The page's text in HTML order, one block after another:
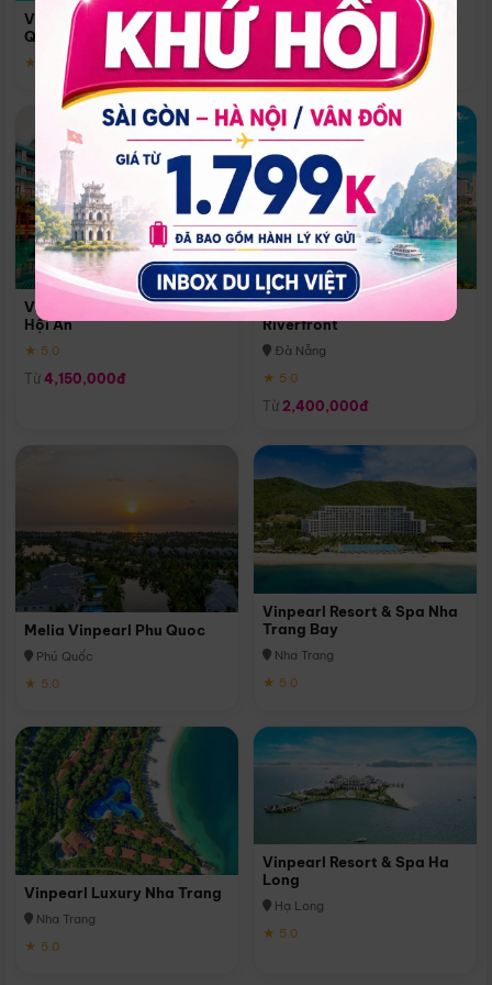
Vinpearl Resort & Spa Phu
Quoc
★ 5.0
Quoc
Phú Quốc
★ 5.0
Vinpearl Resort & Golf Nam
Hội An
★ 5.0
Từ 4,150,000đ
Melia Vinpearl Danang
Riverfront
Đà Nẵng
★ 5.0
Từ 2,400,000đ
Melia Vinpearl Phu Quoc
Phú Quốc
★ 5.0
Vinpearl Resort & Spa Nha
Trang Bay
Nha Trang
★ 5.0
Vinpearl Luxury Nha Trang
Nha Trang
★ 5.0
Vinpearl Resort & Spa Ha
Long
Hạ Long
★ 5.0